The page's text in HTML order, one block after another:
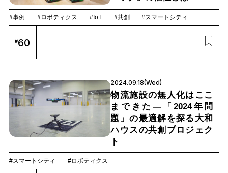
#事例 #ロボティクス #IoT #共創 #スマートシティ
#60
2024.09.18(Wed)
物流施設の無人化はここ
まできた―「2024年問
題」の最適解を探る大和
ハウスの共創プロジェク
ト
#スマートシティ #ロボティクス